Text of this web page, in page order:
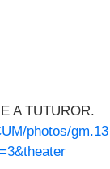
A TUTUROR.
photos/gm.13